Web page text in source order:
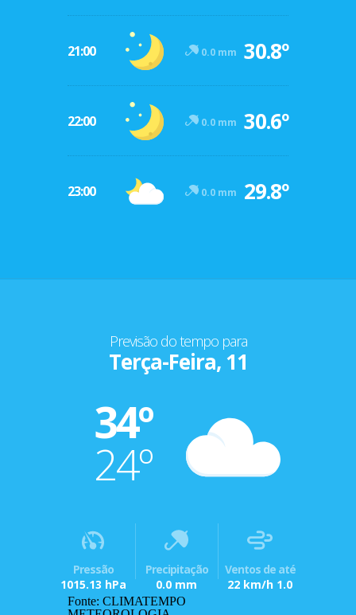
21:00 0.0 mm 30.8º
22:00 0.0 mm 30.6º
23:00 0.0 mm 29.8º
Previsão do tempo para
Terça-Feira, 11
34º
24º
Pressão
1015.13 hPa
Precipitação
0.0 mm
Ventos de até
22 km/h 1.0
Fonte: CLIMATEMPO